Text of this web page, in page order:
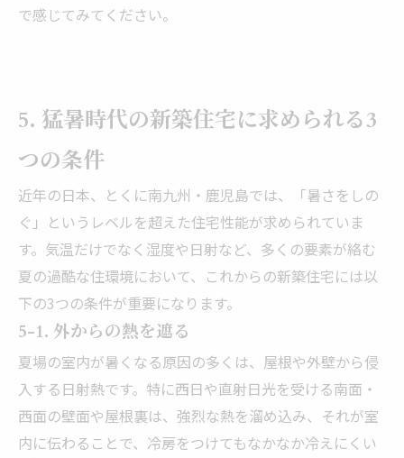
で感じてみてください。
5. 猛暑時代の新築住宅に求められる3
つの条件
近年の日本、とくに南九州・鹿児島では、「暑さをしの
ぐ」というレベルを超えた住宅性能が求められていま
す。気温だけでなく湿度や日射など、多くの要素が絡む
夏の過酷な住環境において、これからの新築住宅には以
下の3つの条件が重要になります。
5-1. 外からの熱を遮る
夏場の室内が暑くなる原因の多くは、屋根や外壁から侵
入する日射熱です。特に西日や直射日光を受ける南面・
西面の壁面や屋根裏は、強烈な熱を溜め込み、それが室
内に伝わることで、冷房をつけてもなかなか冷えにくい